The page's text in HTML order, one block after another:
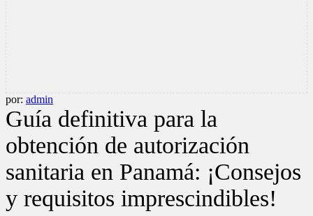
por: admin
Guía definitiva para la
obtención de autorización
sanitaria en Panamá: ¡Consejos
y requisitos imprescindibles!